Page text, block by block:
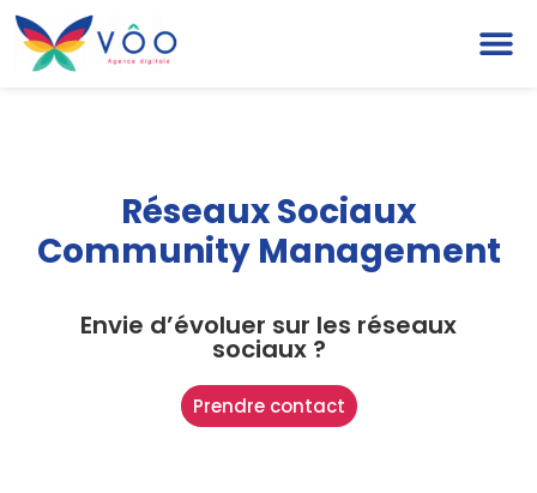
Réseaux Sociaux
Community Management
Envie d’évoluer sur les réseaux
sociaux ?
Prendre contact